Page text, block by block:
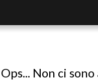
Ops... Non ci